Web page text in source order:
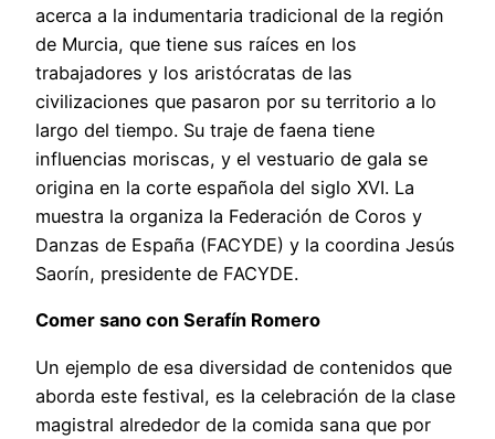
acerca a la indumentaria tradicional de la región
de Murcia, que tiene sus raíces en los
trabajadores y los aristócratas de las
civilizaciones que pasaron por su territorio a lo
largo del tiempo. Su traje de faena tiene
influencias moriscas, y el vestuario de gala se
origina en la corte española del siglo XVI. La
muestra la organiza la Federación de Coros y
Danzas de España (FACYDE) y la coordina Jesús
Saorín, presidente de FACYDE.
Comer sano con Serafín Romero
Un ejemplo de esa diversidad de contenidos que
aborda este festival, es la celebración de la clase
magistral alrededor de la comida sana que por